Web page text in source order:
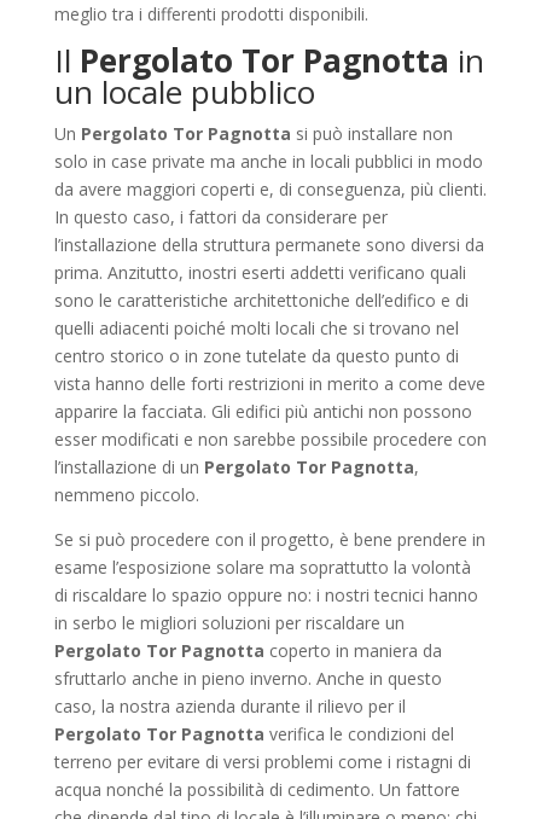
meglio tra i differenti prodotti disponibili.
Il Pergolato Tor Pagnotta in
un locale pubblico
Un Pergolato Tor Pagnotta si può installare non
solo in case private ma anche in locali pubblici in modo
da avere maggiori coperti e, di conseguenza, più clienti.
In questo caso, i fattori da considerare per
l’installazione della struttura permanete sono diversi da
prima. Anzitutto, inostri eserti addetti verificano quali
sono le caratteristiche architettoniche dell’edifico e di
quelli adiacenti poiché molti locali che si trovano nel
centro storico o in zone tutelate da questo punto di
vista hanno delle forti restrizioni in merito a come deve
apparire la facciata. Gli edifici più antichi non possono
esser modificati e non sarebbe possibile procedere con
l’installazione di un Pergolato Tor Pagnotta,
nemmeno piccolo.
Se si può procedere con il progetto, è bene prendere in
esame l’esposizione solare ma soprattutto la volontà
di riscaldare lo spazio oppure no: i nostri tecnici hanno
in serbo le migliori soluzioni per riscaldare un
Pergolato Tor Pagnotta coperto in maniera da
sfruttarlo anche in pieno inverno. Anche in questo
caso, la nostra azienda durante il rilievo per il
Pergolato Tor Pagnotta verifica le condizioni del
terreno per evitare di versi problemi come i ristagni di
acqua nonché la possibilità di cedimento. Un fattore